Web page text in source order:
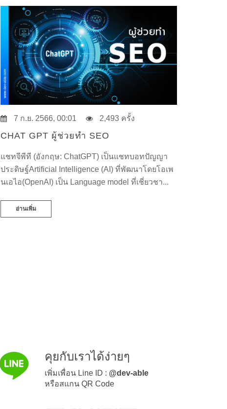
7 ก.ย. 2566, 00:01 2,493 ครั้ง
CHAT GPT ผู้ช่วยทำ SEO
แชทจีพีที (อังกฤษ: ChatGPT) เป็นแชทบอทปัญญา
ประดิษฐ์Artificial Intelligence (AI) ที่พัฒนาโดยโอเพ
นเอไอ(OpenAI) เป็น Language model ที่เชี่ยวชา...
อ่านเพิ่ม
คุยกับเราได้ง่ายๆ
เพิ่มเพื่อน Line ID : @dev-able
หรือสแกน QR Code